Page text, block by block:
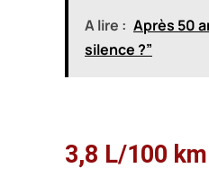
A lire : Après 50
silence ?”
3,8 L/100